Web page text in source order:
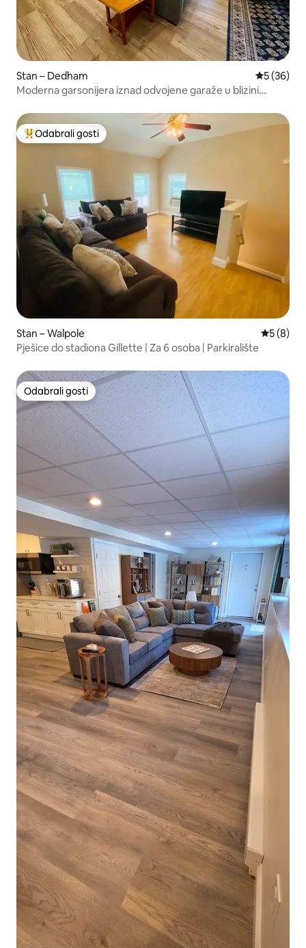
Stan – Dedham Prosječna
5 (36)
Moderna garsonijera iznad odvojene garaže u blizini
Među najviše rangiranima s oznakom „Odabrali gosti”
Odabrali gosti
Stan – Walpole
5 (8)
Pješice do stadiona Gillette | Za 6 osoba | Parkiralište
Odabrali gosti
Odabrali gosti